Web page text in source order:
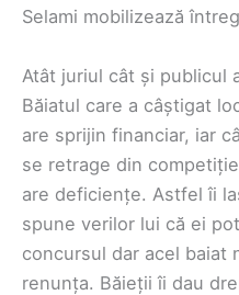
Selami mobilizează
Atât juriul cât și publicul
Băiatul care a câștigat
are sprijin financiar, iar
se retrage din
are deficiențe. Astfel îi
spune verilor lui că ei
concursul dar acel baiat
renunța. Băieții îi dau